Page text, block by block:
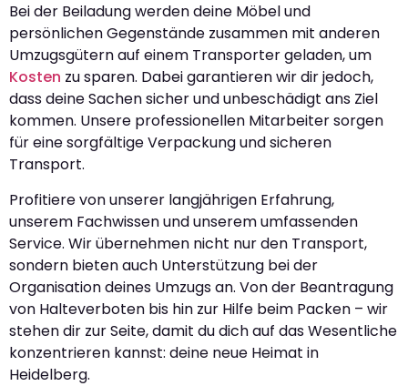
Bei der Beiladung werden deine Möbel und
persönlichen Gegenstände zusammen mit anderen
Umzugsgütern auf einem Transporter geladen, um
Kosten zu sparen. Dabei garantieren wir dir jedoch,
dass deine Sachen sicher und unbeschädigt ans Ziel
kommen. Unsere professionellen Mitarbeiter sorgen
für eine sorgfältige Verpackung und sicheren
Transport.
Profitiere von unserer langjährigen Erfahrung,
unserem Fachwissen und unserem umfassenden
Service. Wir übernehmen nicht nur den Transport,
sondern bieten auch Unterstützung bei der
Organisation deines Umzugs an. Von der Beantragung
von Halteverboten bis hin zur Hilfe beim Packen – wir
stehen dir zur Seite, damit du dich auf das Wesentliche
konzentrieren kannst: deine neue Heimat in
Heidelberg.